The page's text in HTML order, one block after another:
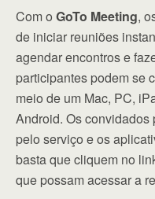
Com o GoTo Meeting,
de iniciar reuniões
agendar encontros e
participantes podem se
meio de um Mac, PC,
Android. Os
pelo serviço e os
basta que cliquem no
que possam acessar a